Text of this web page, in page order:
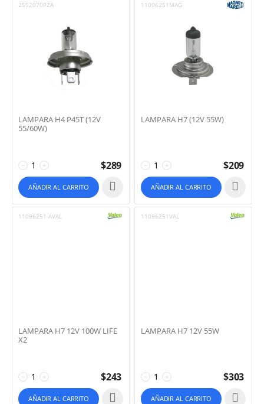
2552070PZA
LAMPARA H4 P45T (12V
55/60W)
+
− $289
AÑADIR AL CARRITO
11096251MAG
LAMPARA H7 (12V 55W)
+
− $209
AÑADIR AL CARRITO
11096251-AVAL
LAMPARA H7 12V 100W LIFE
X2
+
− $243
AÑADIR AL CARRITO
11096251VAL
LAMPARA H7 12V 55W
+
− $303
AÑADIR AL CARRITO